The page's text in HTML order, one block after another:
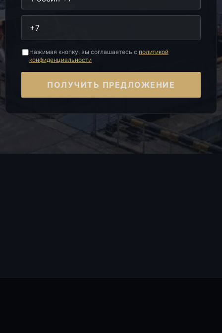
Нажимая кнопку, вы соглашаетесь с политикой
конфиденциальности
ПОЛУЧИТЬ ПРЕДЛОЖЕНИЕ